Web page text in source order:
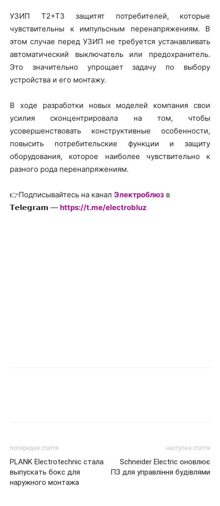
УЗИП Т2+Т3 защитят потребителей, которые
чувствительны к импульсным перенапряжениям. В
этом случае перед УЗИП не требуется устанавливать
автоматический выключатель или предохранитель.
Это значительно упрощает задачу по выбору
устройства и его монтажу.
В ходе разработки новых моделей компания свои
усилия сконцентрировала на том, чтобы
усовершенствовать конструктивные особенности,
повысить потребительские функции и защиту
оборудования, которое наиболее чувствительно к
разного рода перенапряжениям.
👉Подписывайтесь на канал Электроблюз в
𝗧𝗲𝗹𝗲𝗴𝗿𝗮𝗺 — https://t.me/electrobluz
попередня стаття
PLANK Electrotechnic стала
выпускать бокс для
наружного монтажа
наступна стаття
Schneider Electric оновлює
ПЗ для управління будівлями